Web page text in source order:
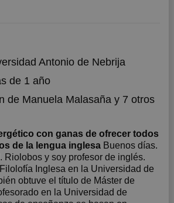
Antonio de Nebrija
de 1 año
de Manuela Malasañay 7 otros
con ganas de ofrecer todos
de la lengua inglesa Buenos días.
Riolobos y soy profesor de inglés.
Inglesa en la Universidad de
obtuve el título de Máster de
en la Universidad de